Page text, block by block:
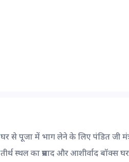
घर से पूजा में भाग लेने के लिए पंडित जी
तीर्थ स्थल का प्रसाद और आशीर्वाद बॉक्स